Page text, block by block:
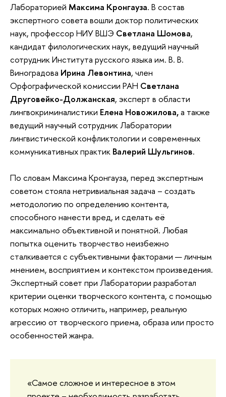
Лабораторией Максима Кронгауза. В состав
экспертного совета вошли доктор политических
наук, профессор НИУ ВШЭ Светлана Шомова,
кандидат филологических наук, ведущий научный
сотрудник Института русского языка им. В. В.
Виноградова Ирина Левонтина, член
Орфографической комиссии РАН Светлана
Друговейко-Должанская, эксперт в области
лингвокриминалистики Елена Новожилова,а также
ведущий научный сотрудник Лаборатории
лингвистической конфликтологии и современных
коммуникативных практик Валерий Шульгинов.
По словам Максима Кронгауза, перед экспертным
советом стояла нетривиальная задача – создать
методологию по определению контента,
способного нанести вред, и сделать её
максимально объективной и понятной. Любая
попытка оценить творчество неизбежно
сталкивается с субъективными факторами — личным
мнением, восприятием и контекстом произведения.
Экспертный совет при Лаборатории разработал
критерии оценки творческого контента, с помощью
которых можно отличить, например, реальную
агрессию от творческого приема, образа или просто
особенностей жанра.
«Самое сложное и интересное в этом